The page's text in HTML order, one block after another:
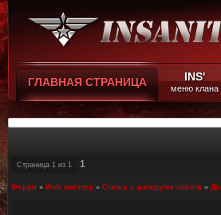
ГЛАВНАЯ СТРАНИЦА INS'
меню клана
Страница 1 из 1 1
Форум » Web мастеру » Статьи о раскрутке сайтов »